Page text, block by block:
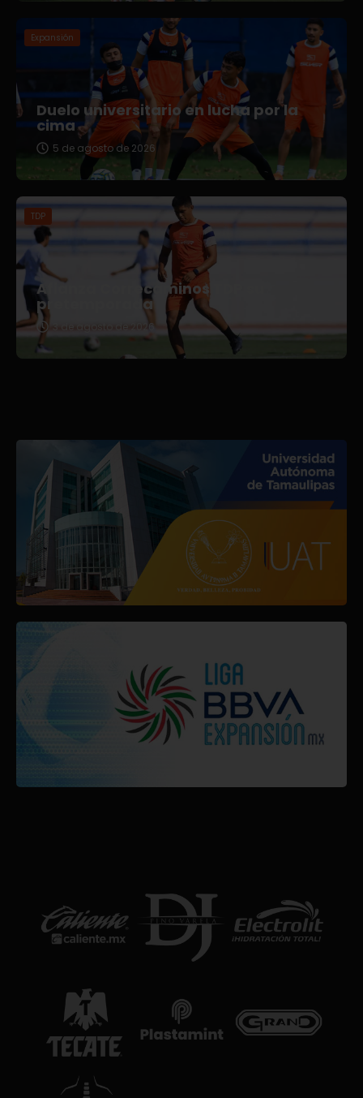
Expansión
Duelo universitario en lucha por la
cima
5 de agosto de 2026
TDP
Afianza Correcaminos TDP su
pretemporada
3 de agosto de 2026